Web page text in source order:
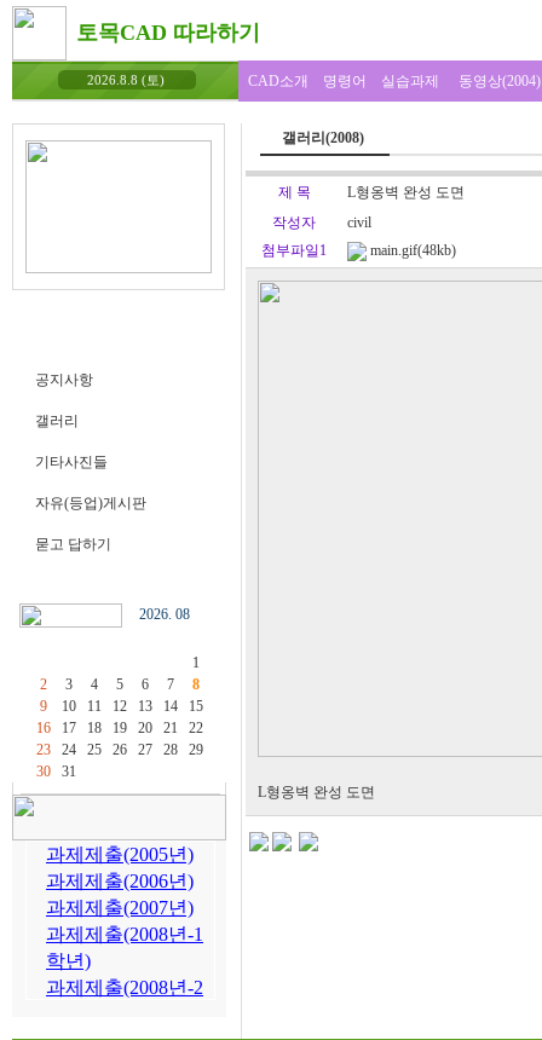
토목CAD 따라하기
2026.8.8 (토) CAD소개 명령어 실습과제 동영상(2004)
공지사항
갤러리
기타사진들
자유(등업)게시판
묻고 답하기
2026. 08
1
2
3 4 5 6 7
8
9
10 11 12 13 14
15
16
17 18 19 20 21
22
23
24 25 26 27 28
29
30
31
갤러리(2008)
제 목
L형옹벽 완성 도면
작성자
civil
첨부파일1
main.gif(48kb)
L형옹벽 완성 도면